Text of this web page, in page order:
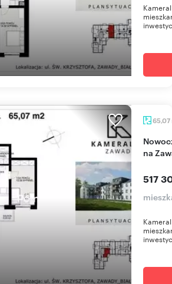
65,07
Nowoczesne 3-pokojowe mieszkanie z balkonem
na
517